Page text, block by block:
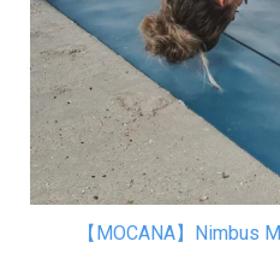
【MOCANA】Nimbus